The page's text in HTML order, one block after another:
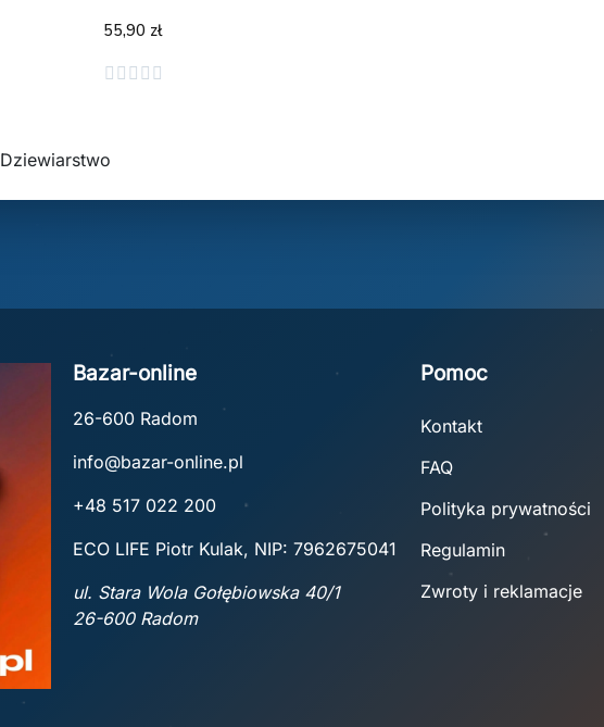
55,90 zł
    
Dodaj do koszyka
Dziewiarstwo
Bazar-online
26-600 Radom
info@bazar-online.pl
+48 517 022 200
ECO LIFE Piotr Kulak, NIP: 7962675041
ul. Stara Wola Gołębiowska 40/1
26-600 Radom
Pomoc
Kontakt
FAQ
Polityka prywatności
Regulamin
Zwroty i reklamacje